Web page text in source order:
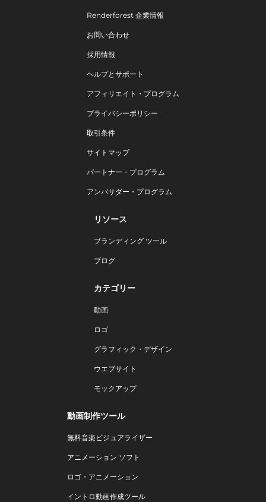
Renderforest 企業情報
お問い合わせ
採用情報
ヘルプとサポート
アフィリエイト・プログラム
プライバシーポリシー
取引条件
サイトマップ
パートナー・プログラム
アンバサダー・プログラム
リソース
ブランディング ツール
ブログ
カテゴリー
動画
ロゴ
グラフィック・デザイン
ウエブサイト
モックアップ
動画制作ツール
無料音楽ビジュアライザー
アニメーション ソフト
ロゴ・アニメーション
イントロ動画作成ツール